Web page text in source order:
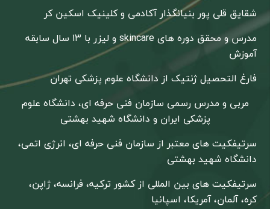
شقایق قلی پور بنیانگذار آکادمی و کلینیک اسکین کر
مدرس و محقق دوره های skincare و لیزر با ۱۳ سال سابقه
آموزش
فارغ التحصیل ژنتیک از دانشگاه علوم پزشکی تهران
مربی و مدرس رسمی سازمان فنی حرفه ای، دانشگاه علوم
پزشکی ایران و دانشگاه شهید بهشتی
سرتیفکیت های معتبر از سازمان فنی حرفه ای، انرژی اتمی،
دانشگاه شهید بهشتی
سرتیفکیت های بین المللی از کشور ترکیه، فرانسه، ژاپن،
کره، آلمان، آمریکا، اسپانیا